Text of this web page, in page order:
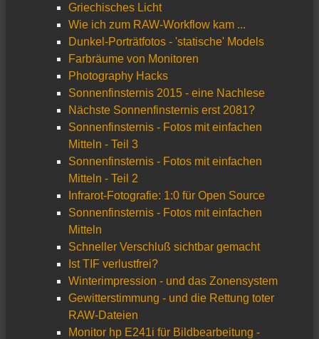
Griechisches Licht
Wie ich zum RAW-Workflow kam ...
Dunkel-Porträtfotos - 'statische' Models
Farbräume von Monitoren
Photography Hacks
Sonnenfinsternis 2015 - eine Nachlese
Nächste Sonnenfinsternis erst 2081?
Sonnenfinsternis - Fotos mit einfachen
Mitteln - Teil 3
Sonnenfinsternis - Fotos mit einfachen
Mitteln - Teil 2
Infrarot-Fotografie: 1:0 für Open Source
Sonnenfinsternis - Fotos mit einfachen
Mitteln
Schneller Verschluß sichtbar gemacht
Ist TIF verlustfrei?
Winterimpression - und das Zonensystem
Gewitterstimmung - und die Rettung toter
RAW-Dateien
Monitor hp E241i für Bildbearbeitung -